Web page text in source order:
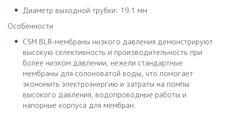
Диаметр выходной трубки: 19.1 мм
Особенности
CSM BLR-мембраны низкого давления демонстрируют
высокую селективность и производительность при
более низком давлении, нежели стандартные
мембраны для солоноватой воды, что помогает
экономить электроэнергию и затраты на помпы
высокого давления, водопроводные работы и
напорные корпуса для мембран.